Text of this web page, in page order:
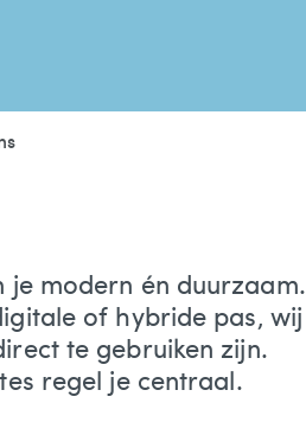
modern én duurzaam.
of hybride pas, wij
te gebruiken zijn.
regel je centraal.